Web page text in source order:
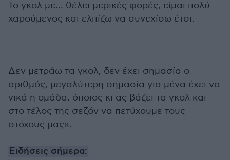
Το γκολ με... θέλει μερικές φορές, είμαι πολύ
χαρούμενος και ελπίζω να συνεχίσω έτσι.
Δεν μετράω τα γκολ, δεν έχει σημασία ο
αριθμός, μεγαλύτερη σημασία για μένα έχει να
νικά η ομάδα, όποιος κι ας βάζει τα γκολ και
στο τέλος της σεζόν να πετύχουμε τους
στόχους μας».
Ειδήσεις σήμερα: